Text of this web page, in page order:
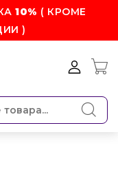
10% ( КРОМЕ
)